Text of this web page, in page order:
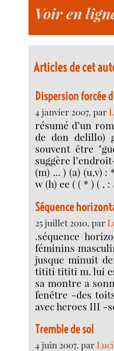
Voir en
Articles de cet
Dispersion forcée
4 janvier 2007, par
résumé d’un
de don delillo)
souvent être
suggère
(m) ... ) (a) (u,v) :
w (h) ee ( ( * ) ( ,
Séquence
25 juillet 2010, par
.séquence
féminins
jusque minuit
tititi tititi m. lui
sa montre a
fenêtre -des
avec heroes III -
Tremble de sol
4 juin 2007, par